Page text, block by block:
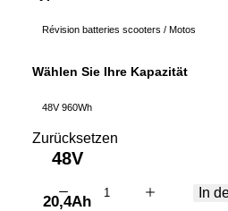
Révision batteries scooters / Motos
Wählen Sie Ihre Kapazität
48V 960Wh
48V
20,4Ah
Zurücksetzen
48V
In